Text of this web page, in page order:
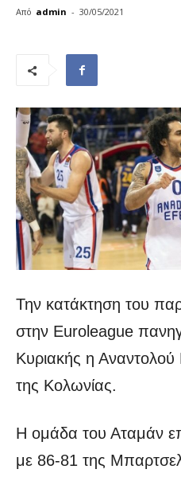
Από admin - 30/05/2021
Την κατάκτηση του
στην Euroleague
Κυριακής η
της Κολωνίας.
Η ομάδα του Αταμάν
με 86-81 της